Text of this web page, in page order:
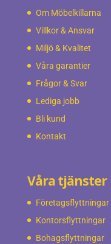
Om Möbelkillarna
Villkor & Ansvar
Miljö & Kvalitet
Våra garantier
Frågor & Svar
Lediga jobb
Bli kund
Kontakt
Våra tjänster
Företagsflyttningar
Kontorsflyttningar
Bohagsflyttningar